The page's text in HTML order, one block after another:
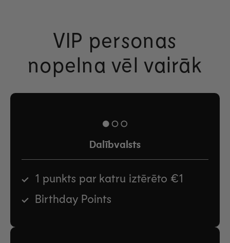
VIP personas
nopelna vēl vairāk
Dalībvalsts
1 punkts par katru iztērēto €1
Birthday Points